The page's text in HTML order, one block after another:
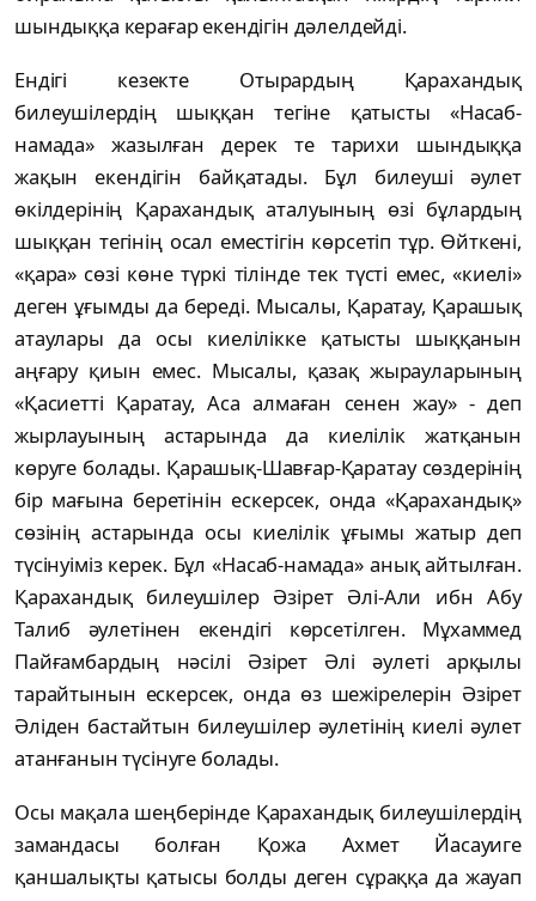
шындыққа керағар екендігін дәлелдейді.
Ендігі кезекте Отырардың Қарахандық
билеушілердің шыққан тегіне қатысты «Насаб-
намада» жазылған дерек те тарихи шындыққа
жақын екендігін байқатады. Бұл билеуші әулет
өкілдерінің Қарахандық аталуының өзі бұлардың
шыққан тегінің осал еместігін көрсетіп тұр. Өйткені,
«қара» сөзі көне түркі тілінде тек түсті емес, «киелі»
деген ұғымды да береді. Мысалы, Қаратау, Қарашық
атаулары да осы киелілікке қатысты шыққанын
аңғару қиын емес. Мысалы, қазақ жырауларының
«Қасиетті Қаратау, Аса алмаған сенен жау» - деп
жырлауының астарында да киелілік жатқанын
көруге болады. Қарашық-Шавғар-Қаратау сөздерінің
бір мағына беретінін ескерсек, онда «Қарахандық»
сөзінің астарында осы киелілік ұғымы жатыр деп
түсінуіміз керек. Бұл «Насаб-намада» анық айтылған.
Қарахандық билеушілер Әзірет Әлі-Али ибн Абу
Талиб әулетінен екендігі көрсетілген. Мұхаммед
Пайғамбардың нәсілі Әзірет Әлі әулеті арқылы
тарайтынын ескерсек, онда өз шежірелерін Әзірет
Әліден бастайтын билеушілер әулетінің киелі әулет
атанғанын түсінуге болады.
Осы мақала шеңберінде Қарахандық билеушілердің
замандасы болған Қожа Ахмет Йасауиге
қаншалықты қатысы болды деген сұраққа да жауап